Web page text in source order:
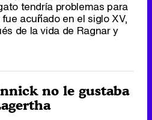
tendría problemas para
acuñado en el siglo XV,
de la vida de Ragnar y
no le gustaba